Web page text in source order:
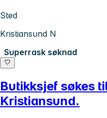
Sted
Kristiansund N
Superrask søknad
Butikksjef søkes
Kristiansund.